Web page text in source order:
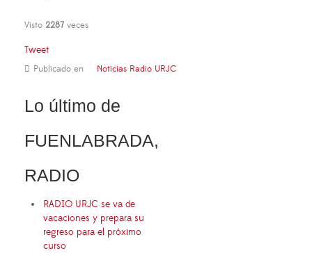
Visto 2287 veces
Tweet
Publicado en Noticias Radio URJC
Lo último de
FUENLABRADA,
RADIO
RADIO URJC se va de
vacaciones y prepara su
regreso para el próximo
curso